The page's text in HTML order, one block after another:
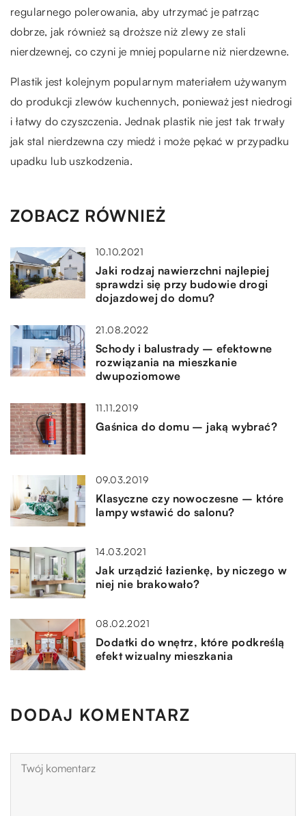
regularnego polerowania, aby utrzymać je patrząc
dobrze, jak również są droższe niż zlewy ze stali
nierdzewnej, co czyni je mniej popularne niż nierdzewne.
Plastik jest kolejnym popularnym materiałem używanym
do produkcji zlewów kuchennych, ponieważ jest niedrogi
i łatwy do czyszczenia. Jednak plastik nie jest tak trwały
jak stal nierdzewna czy miedź i może pękać w przypadku
upadku lub uszkodzenia.
ZOBACZ RÓWNIEŻ
10.10.2021
Jaki rodzaj nawierzchni najlepiej
sprawdzi się przy budowie drogi
dojazdowej do domu?
21.08.2022
Schody i balustrady – efektowne
rozwiązania na mieszkanie
dwupoziomowe
11.11.2019
Gaśnica do domu – jaką wybrać?
09.03.2019
Klasyczne czy nowoczesne – które
lampy wstawić do salonu?
14.03.2021
Jak urządzić łazienkę, by niczego w
niej nie brakowało?
08.02.2021
Dodatki do wnętrz, które podkreślą
efekt wizualny mieszkania
DODAJ KOMENTARZ